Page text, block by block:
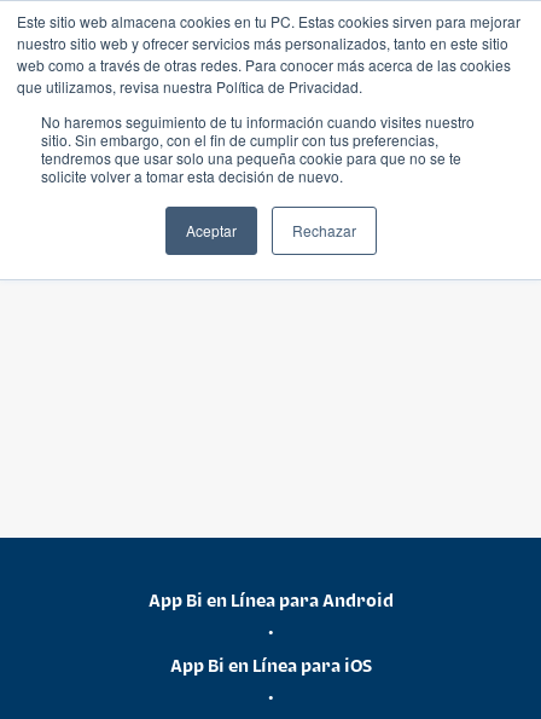
Este sitio web almacena cookies en tu PC. Estas cookies sirven para mejorar
nuestro sitio web y ofrecer servicios más personalizados, tanto en este sitio
web como a través de otras redes. Para conocer más acerca de las cookies
que utilizamos, revisa nuestra Política de Privacidad.
No haremos seguimiento de tu información cuando visites nuestro
sitio. Sin embargo, con el fin de cumplir con tus preferencias,
tendremos que usar solo una pequeña cookie para que no se te
solicite volver a tomar esta decisión de nuevo.
Aceptar Rechazar
App Bi en Línea para Android
•
App Bi en Línea para iOS
•